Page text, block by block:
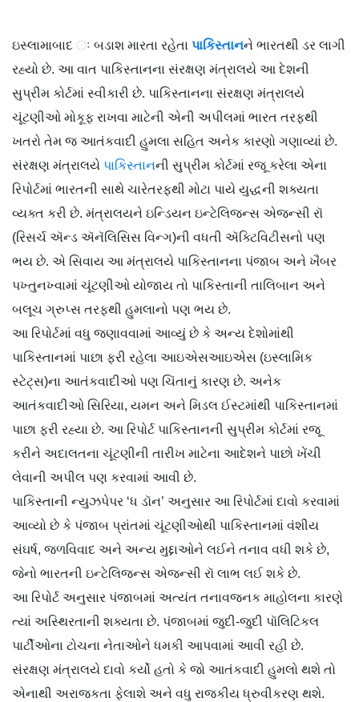
ઇસ્લામાબાદ ઃ બડાશ મારતા રહેતા પાકિસ્તાનને ભારતથી ડર લાગી
રહ્યો છે. આ વાત પાકિસ્તાનના સંરક્ષણ મંત્રાલયે આ દેશની
સુપ્રીમ કોર્ટમાં સ્વીકારી છે. પાકિસ્તાનના સંરક્ષણ મંત્રાલયે
ચૂંટણીઓ મોકૂફ રાખવા માટેની એની અપીલમાં ભારત તરફથી
ખતરો તેમ જ આતંકવાદી હુમલા સહિત અનેક કારણો ગણાવ્યાં છે.
સંરક્ષણ મંત્રાલયે પાકિસ્તાનની સુપ્રીમ કોર્ટમાં રજૂ કરેલા એના
રિપોર્ટમાં ભારતની સાથે ચારેતરફથી મોટા પાયે યુદ્ધની શક્યતા
વ્યક્ત કરી છે. મંત્રાલયને ઇન્ડિયન ઇન્ટેલિજન્સ એજન્સી રૉ
(રિસર્ચ ઍન્ડ ઍનૅલિસિસ વિન્ગ)ની વધતી ઍક્ટિવિટીસનો પણ
ભય છે. એ સિવાય આ મંત્રાલયે પાકિસ્તાનના પંજાબ અને ખૈબર
પખ્તુનખ્વામાં ચૂંટણીઓ યોજાય તો પાકિસ્તાની તાલિબાન અને
બલૂચ ગ્રુપ્સ તરફથી હુમલાનો પણ ભય છે.
આ રિપોર્ટમાં વધુ જણાવવામાં આવ્યું છે કે અન્ય દેશોમાંથી
પાકિસ્તાનમાં પાછા ફરી રહેલા આઇએસઆઇએસ (ઇસ્લામિક
સ્ટેટ્સ)ના આતંકવાદીઓ પણ ચિંતાનું કારણ છે. અનેક
આતંકવાદીઓ સિરિયા, યમન અને મિડલ ઈસ્ટમાંથી પાકિસ્તાનમાં
પાછા ફરી રહ્યા છે. આ રિપોર્ટ પાકિસ્તાનની સુપ્રીમ કોર્ટમાં રજૂ
કરીને અદાલતના ચૂંટણીની તારીખ માટેના આદેશને પાછો ખેંચી
લેવાની અપીલ પણ કરવામાં આવી છે.
પાકિસ્તાની ન્યુઝપેપર ‘ધ ડૉન’ અનુસાર આ રિપોર્ટમાં દાવો કરવામાં
આવ્યો છે કે પંજાબ પ્રાંતમાં ચૂંટણીઓથી પાકિસ્તાનમાં વંશીય
સંઘર્ષ, જળવિવાદ અને અન્ય મુદ્દાઓને લઈને તનાવ વધી શકે છે,
જેનો ભારતની ઇન્ટેલિજન્સ એજન્સી રૉ લાભ લઈ શકે છે.
આ રિપોર્ટ અનુસાર પંજાબમાં અત્યંત તનાવજનક માહોલના કારણે
ત્યાં અસ્થિરતાની શક્યતા છે. પંજાબમાં જુદી-જુદી પૉલિટિકલ
પાર્ટીઓના ટોચના નેતાઓને ધમકી આપવામાં આવી રહી છે.
સંરક્ષણ મંત્રાલયે દાવો કર્યો હતો કે જો આતંકવાદી હુમલો થશે તો
એનાથી અરાજકતા ફેલાશે અને વધુ રાજકીય ધ્રુવીકરણ થશે.